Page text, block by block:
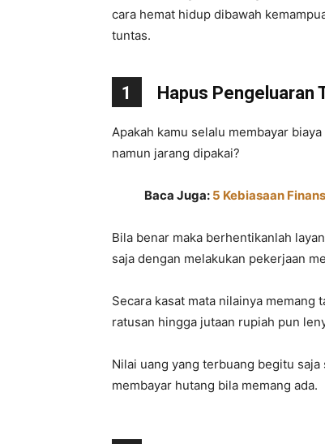
cara hemat hidup dibawah
tuntas.
1 Hapus Pengeluaran
Apakah kamu selalu membayar
namun jarang dipakai?
Baca Juga: 5 Kebiasaan
Bila benar maka berhentikanlah
saja dengan melakukan pekerjaan
Secara kasat mata nilainya memang
ratusan hingga jutaan rupiah pun
Nilai uang yang terbuang begitu
membayar hutang bila memang ada.